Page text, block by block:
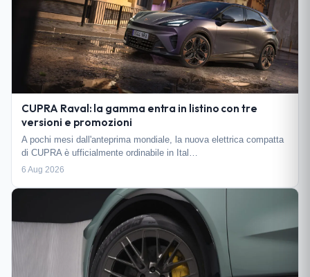
CUPRA Raval: la gamma entra in listino con tre
versioni e promozioni
A pochi mesi dall'anteprima mondiale, la nuova elettrica compatta
di CUPRA è ufficialmente ordinabile in Ital…
6 Aug 2026